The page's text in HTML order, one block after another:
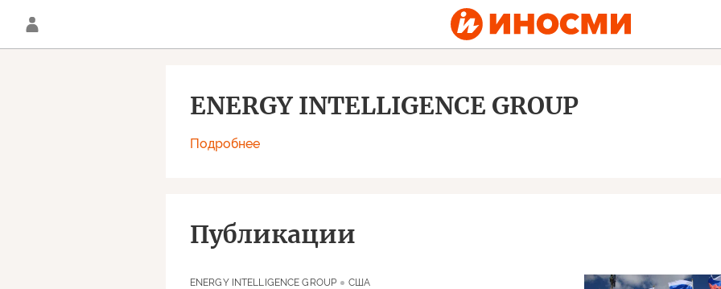
ENERGY INTELLIGENCE GROUP
Подробнее
Публикации
ENERGY INTELLIGENCE GROUP США